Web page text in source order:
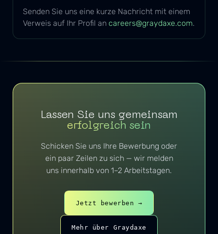
Senden Sie uns eine kurze Nachricht mit einem
Verweis auf Ihr Profil an careers@graydaxe.com.
Lassen Sie uns gemeinsam
erfolgreich sein
Schicken Sie uns Ihre Bewerbung oder
ein paar Zeilen zu sich — wir melden
uns innerhalb von 1–2 Arbeitstagen.
Jetzt bewerben →
Mehr über Graydaxe